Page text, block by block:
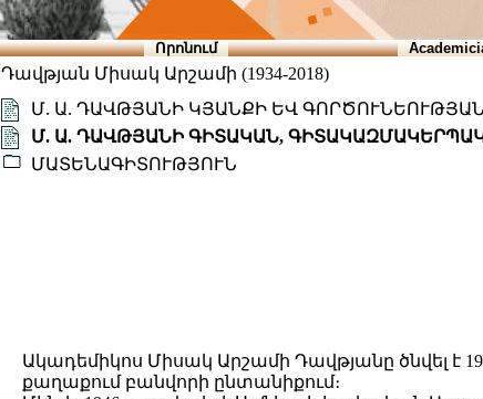
Որոնում
Դավթյան Միսակ Արշամի (1934-2018)
Մ. Ա. ԴԱՎԹՅԱՆԻ ԿՅԱՆՔԻ ԵՎ
Մ. Ա. ԴԱՎԹՅԱՆԻ ԳԻՏԱԿԱՆ,
ՄԱՏԵՆԱԳԻՏՈՒԹՅՈՒՆ
Ակադեմիկոս Միսակ Արշամի Դավթյանը ծնվել է
քաղաքում բանվորի ընտանիքում։